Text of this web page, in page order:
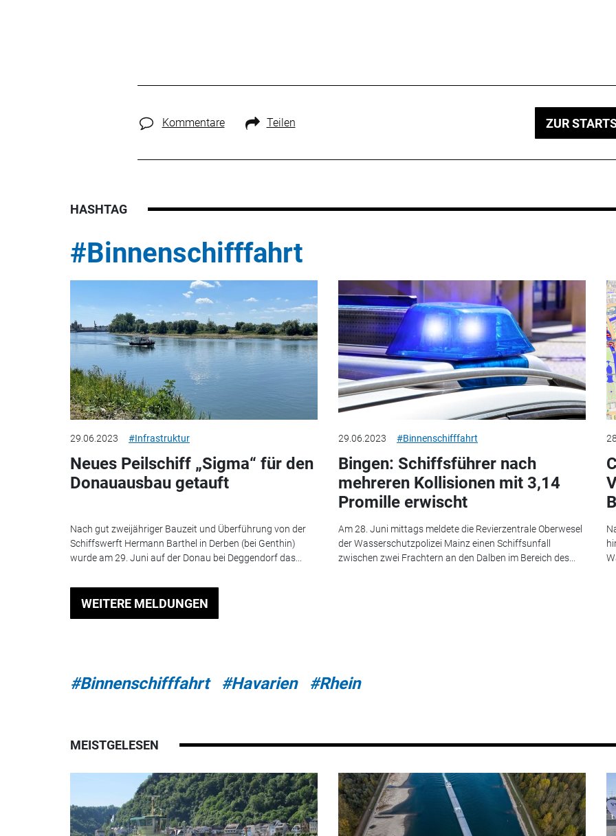
Kommentare Teilen ZUR
HASHTAG
#Binnenschifffahrt
29.06.2023 #Infrastruktur
Neues Peilschiff „Sigma“ für den
Donauausbau getauft
Nach gut zweijähriger Bauzeit und Überführung von der
Schiffswerft Hermann Barthel in Derben (bei Genthin)
wurde am 29. Juni auf der Donau bei Deggendorf das...
29.06.2023 #Binnenschifffahrt
Bingen: Schiffsführer nach
mehreren Kollisionen mit 3,14
Promille erwischt
Am 28. Juni mittags meldete die Revierzentrale Oberwesel
der Wasserschutzpolizei Mainz einen Schiffsunfall
zwischen zwei Frachtern an den Dalben im Bereich des...
WEITERE MELDUNGEN
#Binnenschifffahrt #Havarien #Rhein
MEISTGELESEN